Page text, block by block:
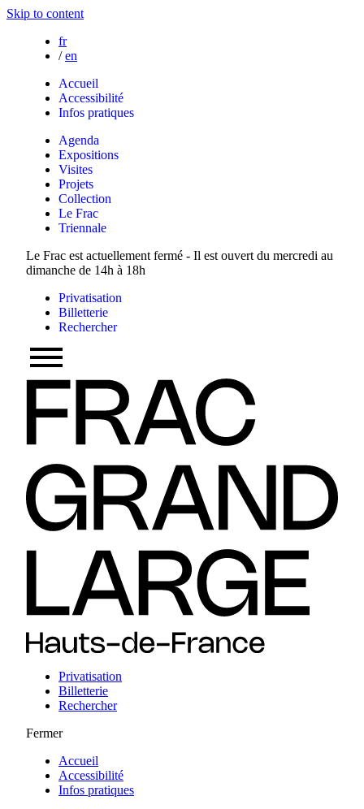
Skip to content
fr
/ en
Accueil
Accessibilité
Infos pratiques
Agenda
Expositions
Visites
Projets
Collection
Le Frac
Triennale
Le Frac est actuellement fermé - Il est ouvert du mercredi au
dimanche de 14h à 18h
Privatisation
Billetterie
Rechercher
Privatisation
Billetterie
Rechercher
Fermer
Accueil
Accessibilité
Infos pratiques